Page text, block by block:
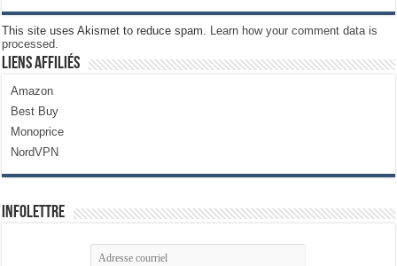
This site uses Akismet to reduce spam.
Learn how your comment data is
processed.
Liens Affiliés
Amazon
Best Buy
Monoprice
NordVPN
Infolettre